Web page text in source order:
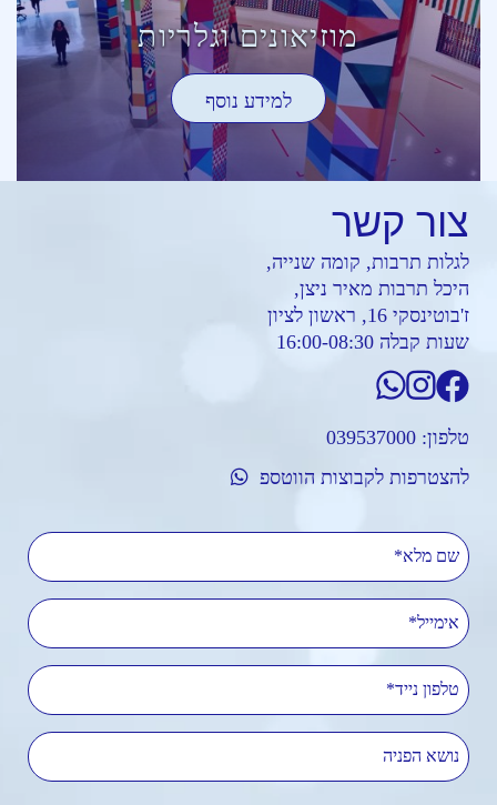
מוזיאונים וגלריות
למידע נוסף
צור קשר
לגלות תרבות, קומה שנייה,
היכל תרבות מאיר ניצן,
ז'בוטינסקי 16, ראשון לציון
שעות קבלה 16:00-08:30
טלפון: 039537000
להצטרפות לקבוצות הווטספ
שם מלא
אימייל
טלפון נייד
נושא הפניה